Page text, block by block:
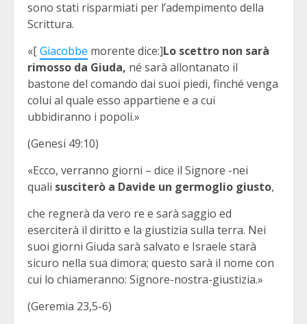
sono stati risparmiati per l’adempimento della
Scrittura.
«[Giacobbe morente dice:]Lo scettro non sarà
rimosso da Giuda, né sarà allontanato il
bastone del comando dai suoi piedi, finché venga
colui al quale esso appartiene e a cui
ubbidiranno i popoli.»
(Genesi 49:10)
«Ecco, verranno giorni – dice il Signore -nei
quali susciterò a Davide un germoglio giusto,
che regnerà da vero re e sarà saggio ed
eserciterà il diritto e la giustizia sulla terra. Nei
suoi giorni Giuda sarà salvato e Israele starà
sicuro nella sua dimora; questo sarà il nome con
cui lo chiameranno: Signore-nostra-giustizia.»
(Geremia 23,5-6)